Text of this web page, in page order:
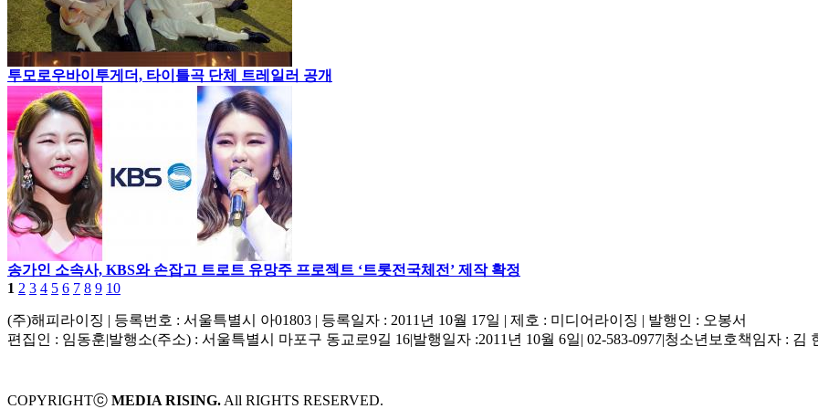
투모로우바이투게더, 타이틀곡 단체 트레일러 공개
송가인 소속사, KBS와 손잡고 트로트 유망주 프로젝트 ‘트롯전국체전’ 제작 확정
1 2 3 4 5 6 7 8 9 10
(주)해피라이징 | 등록번호 : 서울특별시 아01803 | 등록일자 : 2011년 10월 17일 | 제호 : 미디어라이징 | 발행인 : 오봉서
편집인 : 임동훈|발행소(주소) : 서울특별시 마포구 동교로9길 16|발행일자 :2011년 10월 6일| 02-583-0977|청소년보호책임자 : 김
COPYRIGHTⓒ MEDIA RISING. All RIGHTS RESERVED.